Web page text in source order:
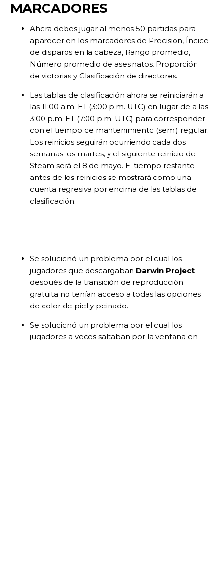
MARCADORES
Ahora debes jugar al menos 50 partidas para
aparecer en los marcadores de Precisión, Índice
de disparos en la cabeza, Rango promedio,
Número promedio de asesinatos, Proporción
de victorias y Clasificación de directores.
Las tablas de clasificación ahora se reiniciarán a
las 11:00 a.m. ET (3:00 p.m. UTC) en lugar de a las
3:00 p.m. ET (7:00 p.m. UTC) para corresponder
con el tiempo de mantenimiento (semi) regular.
Los reinicios seguirán ocurriendo cada dos
semanas los martes, y el siguiente reinicio de
Steam será el 8 de mayo. El tiempo restante
antes de los reinicios se mostrará como una
cuenta regresiva por encima de las tablas de
clasificación.
Se solucionó un problema por el cual los
jugadores que descargaban Darwin Project
después de la transición de reproducción
gratuita no tenían acceso a todas las opciones
de color de piel y peinado.
Se solucionó un problema por el cual los
jugadores a veces saltaban por la ventana en